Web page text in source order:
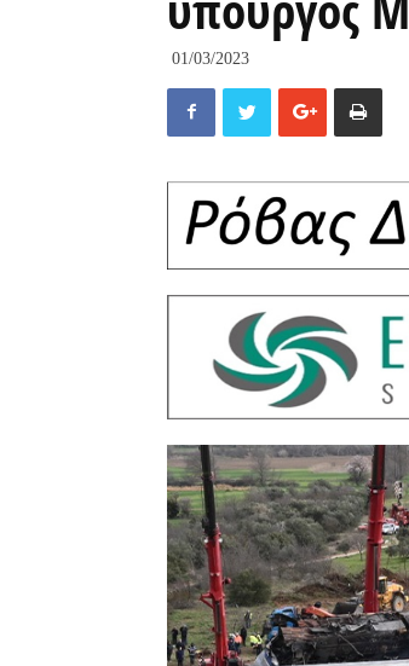
01/03/2023